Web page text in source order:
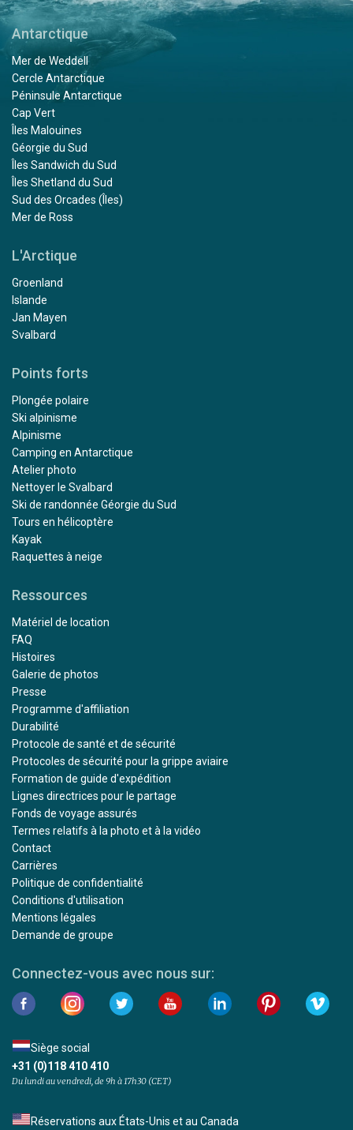
Antarctique
Mer de Weddell
Cercle Antarctique
Péninsule Antarctique
Cap Vert
Îles Malouines
Géorgie du Sud
Îles Sandwich du Sud
Îles Shetland du Sud
Sud des Orcades (Îles)
Mer de Ross
L'Arctique
Groenland
Islande
Jan Mayen
Svalbard
Points forts
Plongée polaire
Ski alpinisme
Alpinisme
Camping en Antarctique
Atelier photo
Nettoyer le Svalbard
Ski de randonnée Géorgie du Sud
Tours en hélicoptère
Kayak
Raquettes à neige
Ressources
Matériel de location
FAQ
Histoires
Galerie de photos
Presse
Programme d'affiliation
Durabilité
Protocole de santé et de sécurité
Protocoles de sécurité pour la grippe aviaire
Formation de guide d'expédition
Lignes directrices pour le partage
Fonds de voyage assurés
Termes relatifs à la photo et à la vidéo
Contact
Carrières
Politique de confidentialité
Conditions d'utilisation
Mentions légales
Demande de groupe
Connectez-vous avec nous sur:
Siège social
+31 (0)118 410 410
Du lundi au vendredi, de 9h à 17h30 (CET)
Réservations aux États-Unis et au Canada